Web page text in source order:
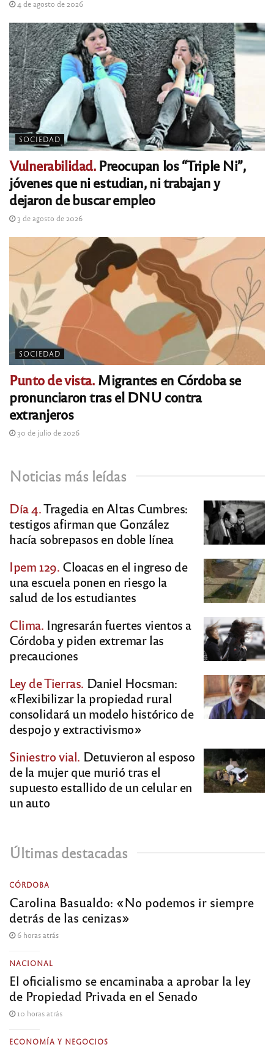
4 de agosto de 2026
SOCIEDAD
Vulnerabilidad.Preocupan los “Triple Ni”,
jóvenes que ni estudian, ni trabajan y
dejaron de buscar empleo
3 de agosto de 2026
SOCIEDAD
Punto de vista.Migrantes en Córdoba se
pronunciaron tras el DNU contra
extranjeros
30 de julio de 2026
Noticias más leídas
Día 4.Tragedia en Altas Cumbres:
testigos afirman que González
hacía sobrepasos en doble línea
Ipem 129. Cloacas en el ingreso de
una escuela ponen en riesgo la
salud de los estudiantes
Clima. Ingresarán fuertes vientos a
Córdoba y piden extremar las
precauciones
Ley de Tierras. Daniel Hocsman:
«Flexibilizar la propiedad rural
consolidará un modelo histórico de
despojo y extractivismo»
Siniestro vial. Detuvieron al esposo
de la mujer que murió tras el
supuesto estallido de un celular en
un auto
Últimas destacadas
CÓRDOBA
Carolina Basualdo: «No podemos ir siempre
detrás de las cenizas»
6 horas atrás
NACIONAL
El oficialismo se encaminaba a aprobar la ley
de Propiedad Privada en el Senado
10 horas atrás
ECONOMÍA Y NEGOCIOS